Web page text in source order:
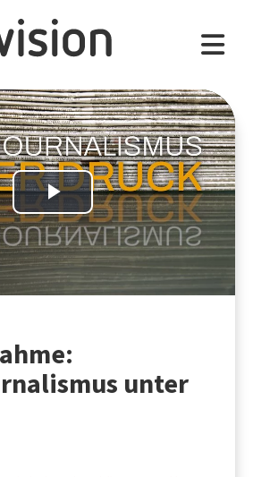
Play
Video
unter